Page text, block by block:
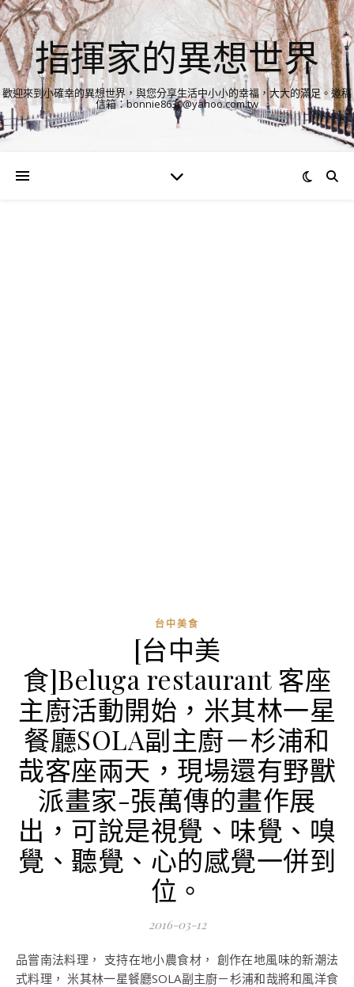
指揮家的異想世界
歡迎來到小確幸的異想世界，與您分享生活中小小的幸福，大大的滿足。邀稿
信箱：bonnie8630@yahoo.com.tw
台中美食
[台中美
食]Beluga‬ restaurant 客座
主廚活動開始，米其林一星
餐廳SOLA副主廚－杉浦和
哉客座兩天，現場還有野獸
派畫家-張萬傳的畫作展
出，可說是視覺、味覺、嗅
覺、聽覺、心的感覺一併到
位。
2016-03-12
品嘗南法料理， 支持在地小農食材， 創作在地風味的新潮法
式料理， 米其林一星餐廳SOLA副主廚－杉浦和哉將和風洋食